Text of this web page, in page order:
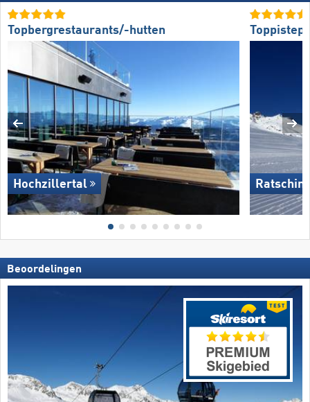
Topbergrestaurants/-hutten
Hochzillertal
Beoordelingen